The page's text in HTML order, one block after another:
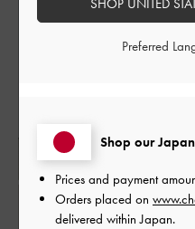
Shop our
Prices and payment
Orders placed on
delivered within Japan.
Preferred